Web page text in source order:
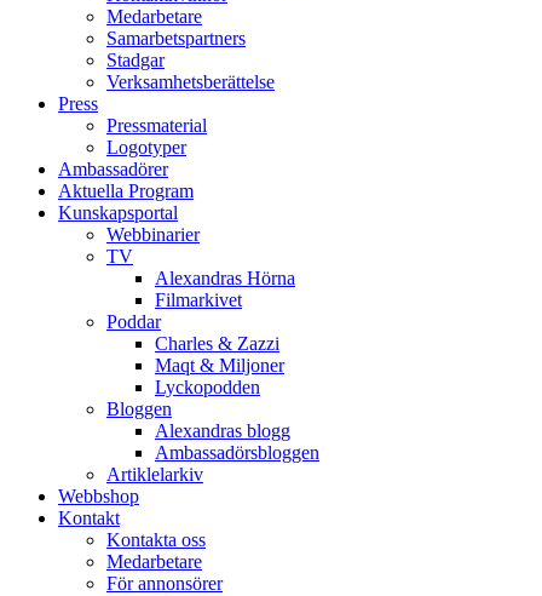
Medarbetare
Samarbetspartners
Stadgar
Verksamhetsberättelse
Press
Pressmaterial
Logotyper
Ambassadörer
Aktuella Program
Kunskapsportal
Webbinarier
TV
Alexandras Hörna
Filmarkivet
Poddar
Charles & Zazzi
Maqt & Miljoner
Lyckopodden
Bloggen
Alexandras blogg
Ambassadörsbloggen
Artiklelarkiv
Webbshop
Kontakt
Kontakta oss
Medarbetare
För annonsörer